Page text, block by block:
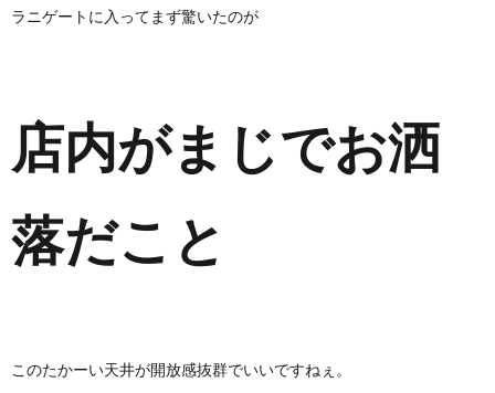
ラニゲートに入ってまず驚いたのが
店内がまじでお洒
落だこと
このたかーい天井が開放感抜群でいいですねぇ。